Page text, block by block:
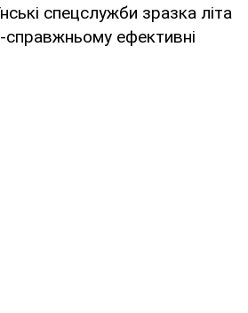
спецслужби зразка літа
ефективні